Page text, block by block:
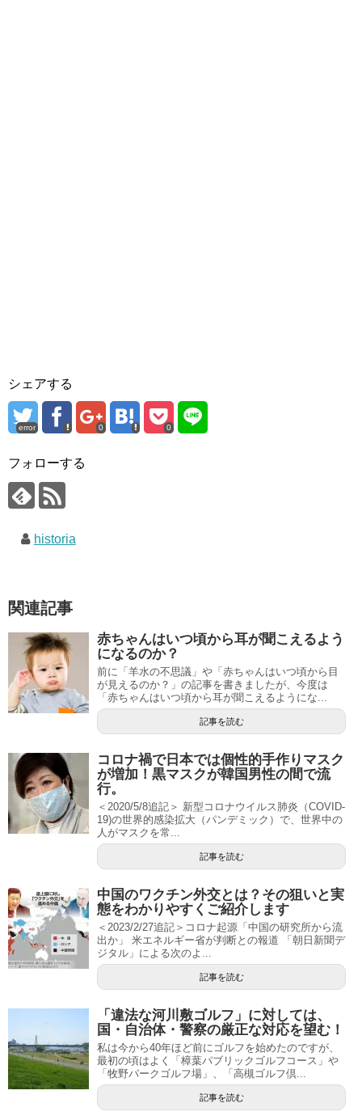
シェアする
error 0 0
フォローする
historia
関連記事
赤ちゃんはいつ頃から耳が聞こえるよう
になるのか？
前に「羊水の不思議」や「赤ちゃんはいつ頃から目
が見えるのか？」の記事を書きましたが、今度は
「赤ちゃんはいつ頃から耳が聞こえるようにな...
記事を読む
コロナ禍で日本では個性的手作りマスク
が増加！黒マスクが韓国男性の間で流
行。
＜2020/5/8追記＞ 新型コロナウイルス肺炎（COVID-
19)の世界的感染拡大（パンデミック）で、世界中の
人がマスクを常...
記事を読む
中国のワクチン外交とは？その狙いと実
態をわかりやすくご紹介します
＜2023/2/27追記＞コロナ起源「中国の研究所から流
出か」 米エネルギー省が判断との報道 「朝日新聞デ
ジタル」による次のよ...
記事を読む
「違法な河川敷ゴルフ」に対しては、
国・自治体・警察の厳正な対応を望む！
私は今から40年ほど前にゴルフを始めたのですが、
最初の頃はよく「樟葉パブリックゴルフコース」や
「牧野パークゴルフ場」、「高槻ゴルフ倶...
記事を読む